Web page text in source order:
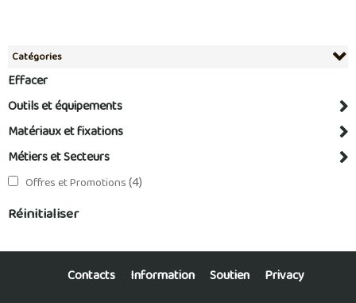
Catégories
Effacer
Outils et équipements
Matériaux et fixations
Métiers et Secteurs
Offres et Promotions(4)
Réinitialiser
Contacts Information Soutien Privacy